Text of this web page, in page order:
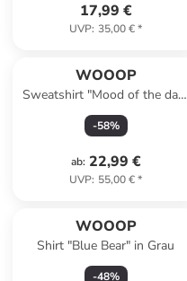
17,99 €
UVP: 35,00 €*
WOOOP
Sweatshirt "Mood of the day"
in Schwarz
-58%
ab: 22,99 €
UVP: 55,00 €*
WOOOP
Shirt "Blue Bear" in Grau
-48%